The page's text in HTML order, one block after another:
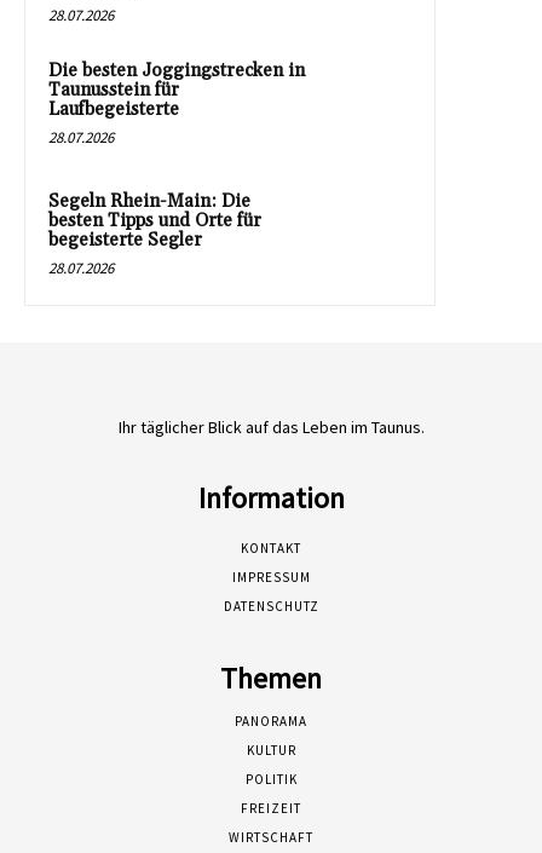
28.07.2026
Die besten Joggingstrecken in
Taunusstein für
Laufbegeisterte
28.07.2026
Segeln Rhein-Main: Die
besten Tipps und Orte für
begeisterte Segler
28.07.2026
Ihr täglicher Blick auf das Leben im Taunus.
Information
KONTAKT
IMPRESSUM
DATENSCHUTZ
Themen
PANORAMA
KULTUR
POLITIK
FREIZEIT
WIRTSCHAFT